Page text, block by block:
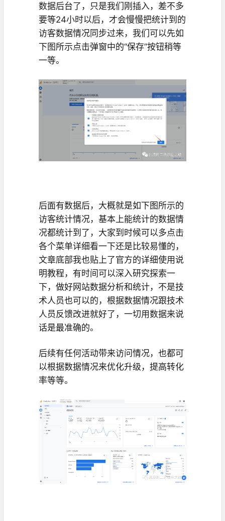
数据后台了，只是我们刚插入，差不多
要等24小时以后，才会慢慢把统计到的
访客数据情况同步过来，我们可以先如
下图所示点击弹窗中的“保存”按钮稍等
一等。
后面有数据后，大概就是如下图所示的
访客统计情况，基本上能统计的数据情
况都统计到了，大家到时候可以多点击
各个菜单详细看一下还是比较易懂的，
文章底部我也贴上了官方的详细使用说
明教程，有时间可以深入研究探索一
下，做好网站数据分析和统计，不是技
术人员也可以的，根据数据情况跟技术
人员反馈改进就好了，一切用数据来说
话是最准确的。
后续有任何活动带来访问情况，也都可
以根据数据情况来优化升级，提高转化
率等等。